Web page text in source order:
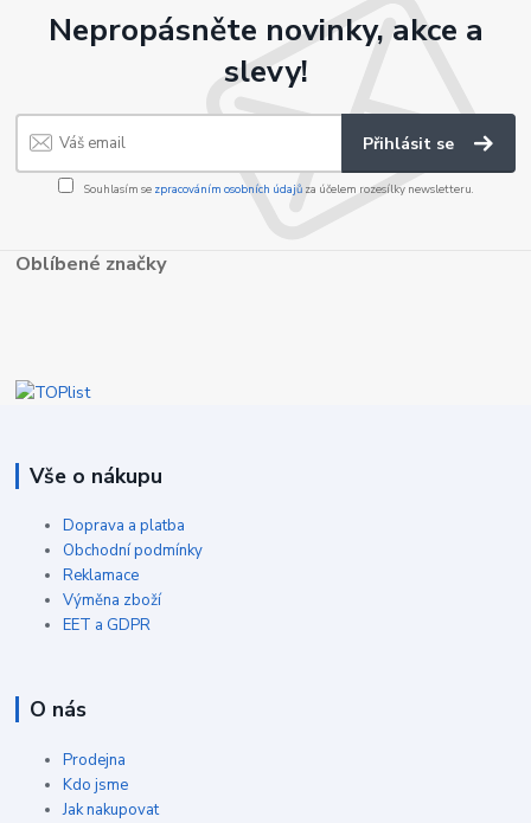
Nepropásněte novinky, akce a
slevy!
Přihlásit se
Souhlasím se zpracováním osobních údajůza účelem rozesílky newsletteru.
Oblíbené značky
Vše o nákupu
Doprava a platba
Obchodní podmínky
Reklamace
Výměna zboží
EET a GDPR
O nás
Prodejna
Kdo jsme
Jak nakupovat